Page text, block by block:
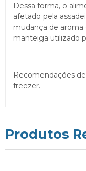
Dessa forma, o
afetado pela
mudança de
manteiga utilizado
Recomendações
freezer.
Produtos